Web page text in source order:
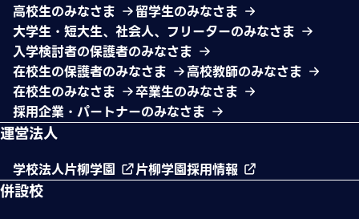
高校生のみなさま
留学生のみなさま
大学生・短大生、社会人、フリーターのみなさま
入学検討者の保護者のみなさま
在校生の保護者のみなさま
高校教師のみなさま
在校生のみなさま
卒業生のみなさま
採用企業・パートナーのみなさま
運営法人
学校法人片柳学園 片柳学園採用情報
併設校